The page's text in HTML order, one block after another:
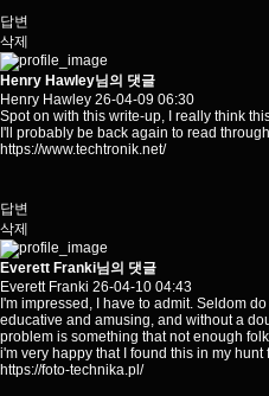
답변
삭제
Henry Hawley님의 댓글
Henry Hawley 26-04-09 06:30
Spot on with this write-up, I really think
I'll probably be back again to read
https://www.techtronik.net/
답변
삭제
Everett Franki님의 댓글
Everett Franki 26-04-10 04:43
I'm impressed, I have to admit. Seldom
educative and amusing, and without a
problem is something that not enough
i'm very happy that I found this in my
https://foto-technika.pl/